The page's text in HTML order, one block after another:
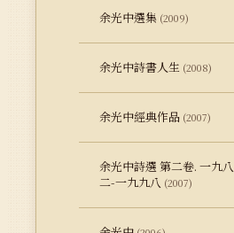
余光中選集 (2009)
余光中詩書人生 (2008)
余光中經典作品 (2007)
余光中詩選 第二卷. 一九八
二-一九九八 (2007)